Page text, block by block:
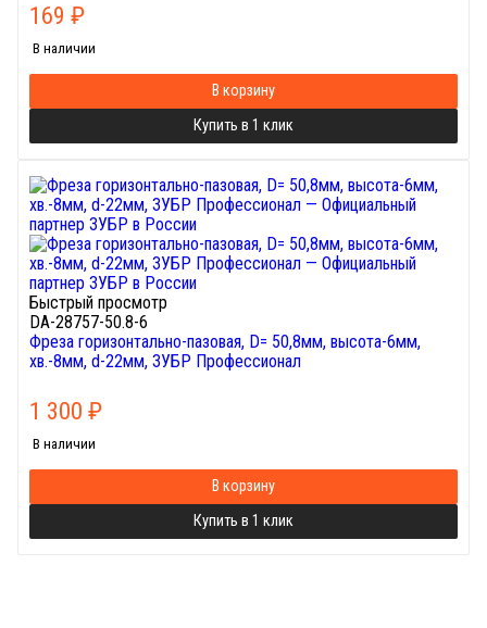
169 ₽
В наличии
В корзину
Купить в 1 клик
Быстрый просмотр
DA-28757-50.8-6
Фреза горизонтально-пазовая, D= 50,8мм, высота-6мм,
хв.-8мм, d-22мм, ЗУБР Профессионал
1 300 ₽
В наличии
В корзину
Купить в 1 клик